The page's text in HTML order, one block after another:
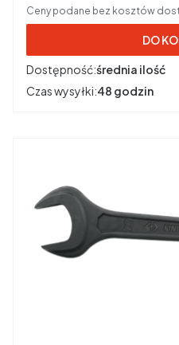
Ceny podane bez kosztów
DO
Dostępność:średnia ilość
Czas wysyłki:48 godzin